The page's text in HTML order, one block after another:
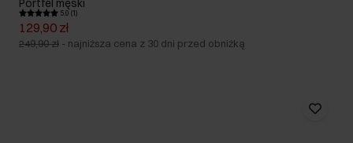
Portfel męski
5.0 (1)
129,90 zł
249,90 zł - najniższa cena z 30 dni przed obniżką